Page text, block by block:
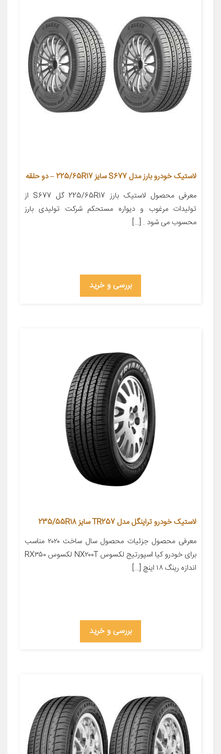
لاستیک خودرو بارز مدل S677 سایز 225/65R17 – دو حلقه
معرفی محصول لاستیک بارز 225/65R17 گل S677 از
تولیدات مرغوب و دیواره مستحکم شرکت تولیدی بارز
محسوب می شود . […]
بررسی و خرید
لاستیک خودرو تراینگل مدل TR257 سایز 235/55R18
معرفی محصول جزئیات محصول سال ساخت ۲۰۲۰ مناسب
برای خودرو کیا اسپورتیج لکسوس NX۲۰۰T لکسوس RX۳۵۰
اندازه رینگ ۱۸ اینچ […]
بررسی و خرید